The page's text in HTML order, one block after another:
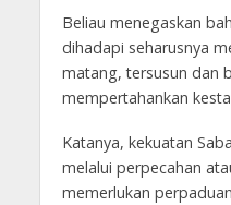
Beliau menegaskan
dihadapi seharusnya
matang, tersusun dan
mempertahankan
Katanya, kekuatan
melalui perpecahan
memerlukan